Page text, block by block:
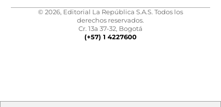
© 2026, Editorial La República S.A.S. Todos los
derechos reservados.
Cr. 13a 37-32, Bogotá
(+57) 1 4227600